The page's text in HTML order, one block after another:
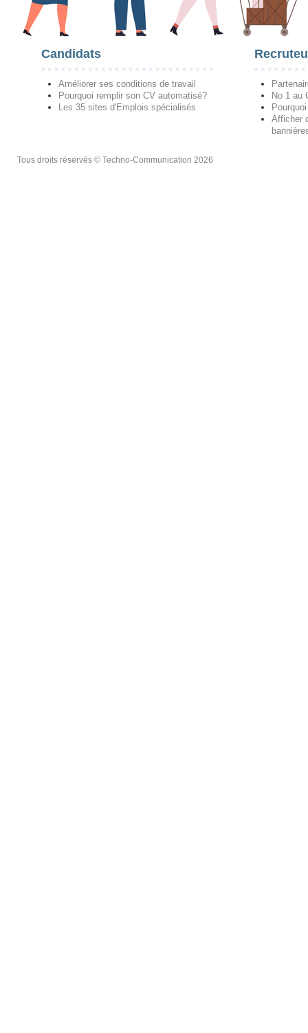
Candidats
Améliorer ses conditions de travail
Pourquoi remplir son CV automatisé?
Les 35 sites d'Emplois spécialisés
No 1 au
Afficher
Tous droits réservés © Techno-Communication 2026